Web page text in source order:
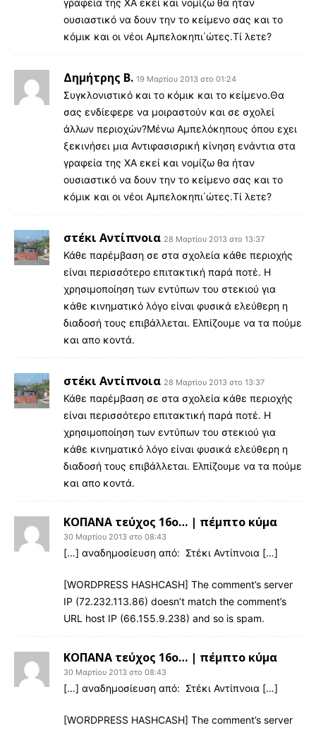
γραφεία της ΧΑ εκεί και νομίζω θα ήταν
ουσιαστικό να δουν την το κείμενο σας και το
κόμικ και οι νέοι Αμπελοκηπι΄ώτες.Τί λετε?
Δημήτρης Β. 19 Μαρτίου 2013 στο 01:24
Συγκλονιστικό και το κόμικ και το κείμενο.Θα
σας ενδίεφερε να μοιραστούν και σε σχολεί
άλλων περιοχών?Μένω Αμπελόκηπους όπου εχει
ξεκινήσει μια Αντιφασισρική κίνηση ενάντια στα
γραφεία της ΧΑ εκεί και νομίζω θα ήταν
ουσιαστικό να δουν την το κείμενο σας και το
κόμικ και οι νέοι Αμπελοκηπι΄ώτες.Τί λετε?
στέκι Αντίπνοια 28 Μαρτίου 2013 στο 13:37
Κάθε παρέμβαση σε στα σχολεία κάθε περιοχής
είναι περισσότερο επιτακτική παρά ποτέ. Η
χρησιμοποίηση των εντύπων του στεκιού για
κάθε κινηματικό λόγο είναι φυσικά ελεύθερη η
διαδοσή τους επιβάλλεται. Ελπίζουμε να τα πούμε
και απο κοντά.
στέκι Αντίπνοια 28 Μαρτίου 2013 στο 13:37
Κάθε παρέμβαση σε στα σχολεία κάθε περιοχής
είναι περισσότερο επιτακτική παρά ποτέ. Η
χρησιμοποίηση των εντύπων του στεκιού για
κάθε κινηματικό λόγο είναι φυσικά ελεύθερη η
διαδοσή τους επιβάλλεται. Ελπίζουμε να τα πούμε
και απο κοντά.
ΚΟΠΑΝΑ τεύχος 16ο… | πέμπτο κύμα
30 Μαρτίου 2013 στο 08:43
[…] αναδημοσίευση από: Στέκι Αντίπνοια […]
[WORDPRESS HASHCASH] The comment’s server
IP (72.232.113.86) doesn’t match the comment’s
URL host IP (66.155.9.238) and so is spam.
ΚΟΠΑΝΑ τεύχος 16ο… | πέμπτο κύμα
30 Μαρτίου 2013 στο 08:43
[…] αναδημοσίευση από: Στέκι Αντίπνοια […]
[WORDPRESS HASHCASH] The comment’s server